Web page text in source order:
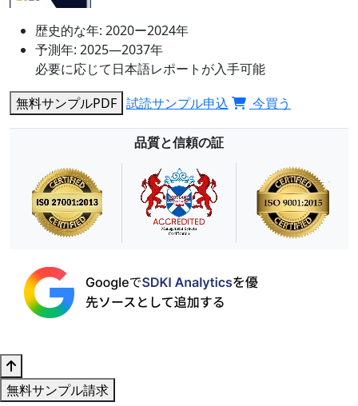
歴史的な年: 2020ー2024年
予測年: 2025―2037年
必要に応じて日本語レポートが入手可能
無料サンプルPDF 試読サンプル申込 今買う
品質と信頼の証
無料サンプル請求